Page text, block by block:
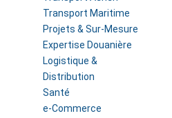
Transport Maritime
Projets & Sur-Mesure
Expertise Douanière
Logistique &
Distribution
Santé
e-Commerce